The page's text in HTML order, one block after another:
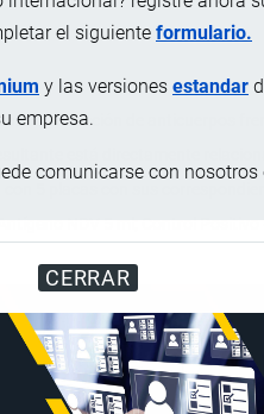
el siguiente formulario.
y las versiones estandar
empresa.
comunicarse con nosotros
CERRAR
la detección de anticuerpos